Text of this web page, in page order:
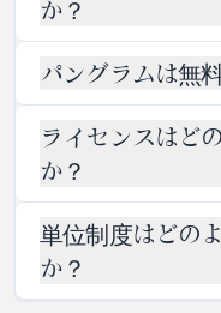
出機能なども利用可能で
エリが必要な大規模な
ひお問い合わせください
す。
か？
LLMに対し
パングラムは無
用いただけます。
無料でお試しください。
あるいは、当社の柔軟
出のニーズに合ったプ
ライセンスはど
か？
金プランをご用意して
ット枠に加え、さまざ
単位制度はどの
か？